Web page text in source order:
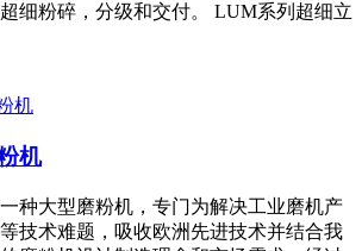
细粉碎，分级和交付。 LUM系列超细立
机
种大型磨粉机，专门为解决工业磨机产
技术难题，吸收欧洲先进技术并结合我